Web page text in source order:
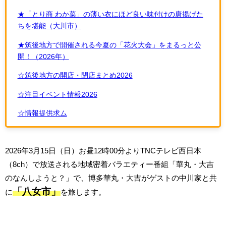
★「とり商 わか菜」の薄い衣にほど良い味付けの唐揚げた
ちを堪能（大川市）
★筑後地方で開催される今夏の「花火大会」をまるっと公
開！（2026年）
☆筑後地方の開店・閉店まとめ2026
☆注目イベント情報2026
☆情報提供求ム
2026年3月15日（日）お昼12時00分よりTNCテレビ西日本
（8ch）で放送される地域密着バラエティー番組「華丸・大吉
のなんしようと？」で、博多華丸・大吉がゲストの中川家と共
に「八女市」を旅します。